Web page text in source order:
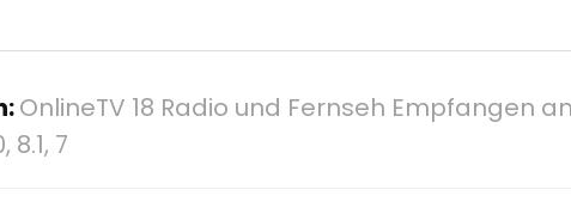
OnlineTV 18 Radio und Fernseh Empfangen
8.1, 7